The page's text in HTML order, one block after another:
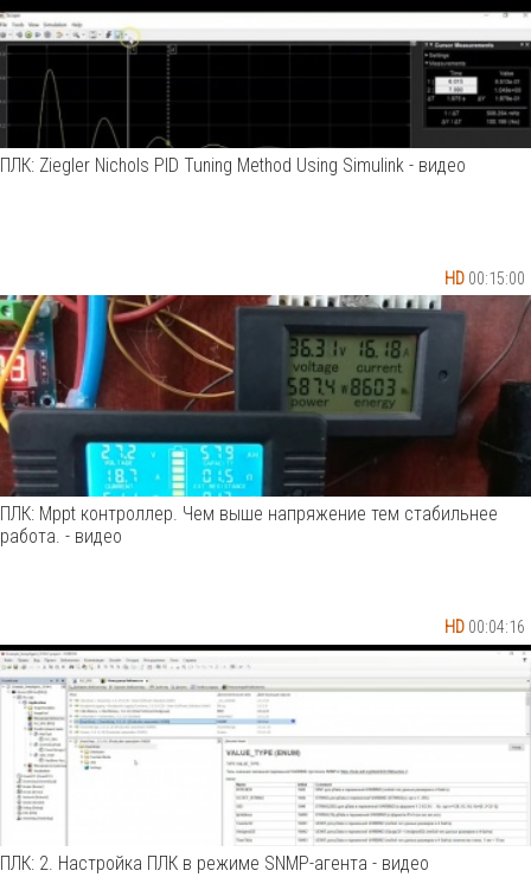
HD 00:15:00
ПЛК: Ziegler Nichols PID Tuning Method Using Simulink - видео
HD 00:04:16
ПЛК: Mppt контроллер. Чем выше напряжение тем стабильнее
работа. - видео
ПЛК: 2. Настройка ПЛК в режиме SNMP-агента - видео